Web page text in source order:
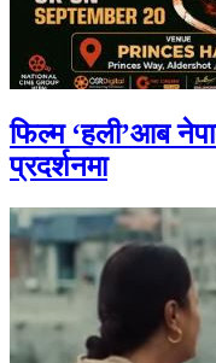
फिल्म ‘हली’आब
प्रदर्शनमा